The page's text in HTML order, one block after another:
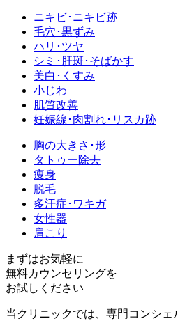
ニキビ･ニキビ跡
毛穴･黒ずみ
ハリ･ツヤ
シミ･肝斑･そばかす
美白･くすみ
小じわ
肌質改善
妊娠線･肉割れ･リスカ跡
胸の大きさ･形
タトゥー除去
痩身
脱毛
多汗症･ワキガ
女性器
肩こり
まずはお気軽に
無料カウンセリングを
お試しください
当クリニックでは、専門コンシ